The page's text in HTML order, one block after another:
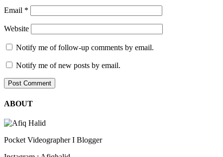
Email *
Website
Notify me of follow-up comments by email.
Notify me of new posts by email.
ABOUT
Pocket Videographer I Blogger